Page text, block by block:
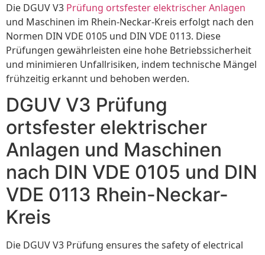
Die DGUV V3 Prüfung ortsfester elektrischer Anlagen
und Maschinen im Rhein-Neckar-Kreis erfolgt nach den
Normen DIN VDE 0105 und DIN VDE 0113. Diese
Prüfungen gewährleisten eine hohe Betriebssicherheit
und minimieren Unfallrisiken, indem technische Mängel
frühzeitig erkannt und behoben werden.
DGUV V3 Prüfung
ortsfester elektrischer
Anlagen und Maschinen
nach DIN VDE 0105 und DIN
VDE 0113 Rhein-Neckar-
Kreis
Die DGUV V3 Prüfung ensures the safety of electrical